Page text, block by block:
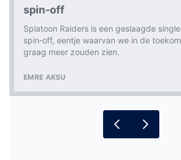
spin‑off
Splatoon Raiders is een geslaagde
spin‑off, eentje waarvan we in de
graag meer zouden zien.
EMRE AKSU